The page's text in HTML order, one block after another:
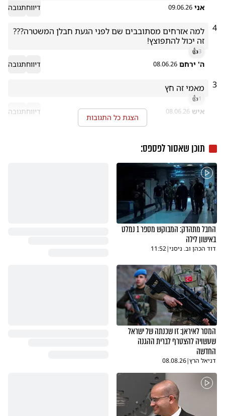
אני 09.06.26 דיווחתגובה
4
זה יכול להתפוצץ!
👍3
ה' ירחם 08.06.26 דיווחתגובה
3 מאמי זה חץ
👍1
איש 08.06.26 דיווחתגובה
הצגת כל התגובות
תוכן שאסור לפספס:
החבל מתהדק: המבוקש מספר 1 נמלט
באישון לילה
דוד הכהן וב. ניסני|
11:52
המסר לאיראן: זו שכנתה של ישראל
שעשויה להצטרף לברית ההגנה
החדשה
דניאל הרץ|
08.08.26